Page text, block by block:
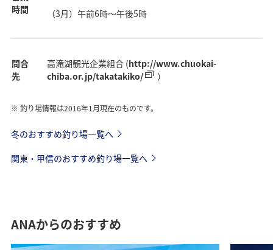
時間
（3月）午前6時～午後5時
問合
先
高滝湖観光企業組合 (http://www.chuokai-
chiba.or.jp/takatakiko/
）
釣り場情報は2016年1月現在のものです。
冬のおすすめ釣り場一覧へ
関東・甲信のおすすめ釣り場一覧へ
ANAからのおすすめ